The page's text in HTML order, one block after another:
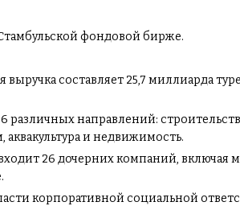
фондовой бирже.
составляет 25,7 миллиарда
различных направлений:
и недвижимость.
26 дочерних компаний, включая
корпоративной социальной